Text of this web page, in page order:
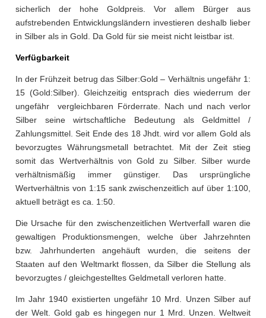
sicherlich der hohe Goldpreis. Vor allem Bürger aus
aufstrebenden Entwicklungsländern investieren deshalb lieber
in Silber als in Gold. Da Gold für sie meist nicht leistbar ist.
Verfügbarkeit
In der Frühzeit betrug das Silber:Gold – Verhältnis ungefähr 1:
15 (Gold:Silber). Gleichzeitig entsprach dies wiederrum der
ungefähr vergleichbaren Förderrate. Nach und nach verlor
Silber seine wirtschaftliche Bedeutung als Geldmittel /
Zahlungsmittel. Seit Ende des 18 Jhdt. wird vor allem Gold als
bevorzugtes Währungsmetall betrachtet. Mit der Zeit stieg
somit das Wertverhältnis von Gold zu Silber. Silber wurde
verhältnismäßig immer günstiger. Das ursprüngliche
Wertverhältnis von 1:15 sank zwischenzeitlich auf über 1:100,
aktuell beträgt es ca. 1:50.
Die Ursache für den zwischenzeitlichen Wertverfall waren die
gewaltigen Produktionsmengen, welche über Jahrzehnten
bzw. Jahrhunderten angehäuft wurden, die seitens der
Staaten auf den Weltmarkt flossen, da Silber die Stellung als
bevorzugtes / gleichgestelltes Geldmetall verloren hatte.
Im Jahr 1940 existierten ungefähr 10 Mrd. Unzen Silber auf
der Welt. Gold gab es hingegen nur 1 Mrd. Unzen. Weltweit